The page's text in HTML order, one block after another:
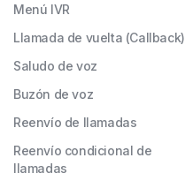
Menú IVR
Llamada de vuelta (Callback)
Saludo de voz
Buzón de voz
Reenvío de llamadas
Reenvío condicional de
llamadas